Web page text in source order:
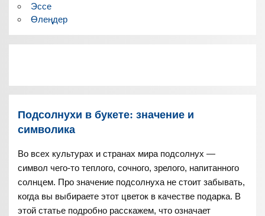
Эссе
Өлеңдер
Подсолнухи в букете: значение и
символика
Во всех культурах и странах мира подсолнух —
символ чего-то теплого, сочного, зрелого, напитанного
солнцем. Про значение подсолнуха не стоит забывать,
когда вы выбираете этот цветок в качестве подарка. В
этой статье подробно расскажем, что означает